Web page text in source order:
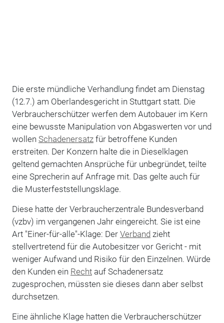
Die erste mündliche Verhandlung findet am Dienstag
(12.7.) am Oberlandesgericht in Stuttgart statt. Die
Verbraucherschützer werfen dem Autobauer im Kern
eine bewusste Manipulation von Abgaswerten vor und
wollen Schadenersatzfür betroffene Kunden
erstreiten. Der Konzern halte die in Dieselklagen
geltend gemachten Ansprüche für unbegründet, teilte
eine Sprecherin auf Anfrage mit. Das gelte auch für
die Musterfeststellungsklage.
Diese hatte der Verbraucherzentrale Bundesverband
(vzbv) im vergangenen Jahr eingereicht. Sie ist eine
Art "Einer-für-alle"-Klage: Der Verband zieht
stellvertretend für die Autobesitzer vor Gericht - mit
weniger Aufwand und Risiko für den Einzelnen. Würde
den Kunden ein Rechtauf Schadenersatz
zugesprochen, müssten sie dieses dann aber selbst
durchsetzen.
Eine ähnliche Klage hatten die Verbraucherschützer